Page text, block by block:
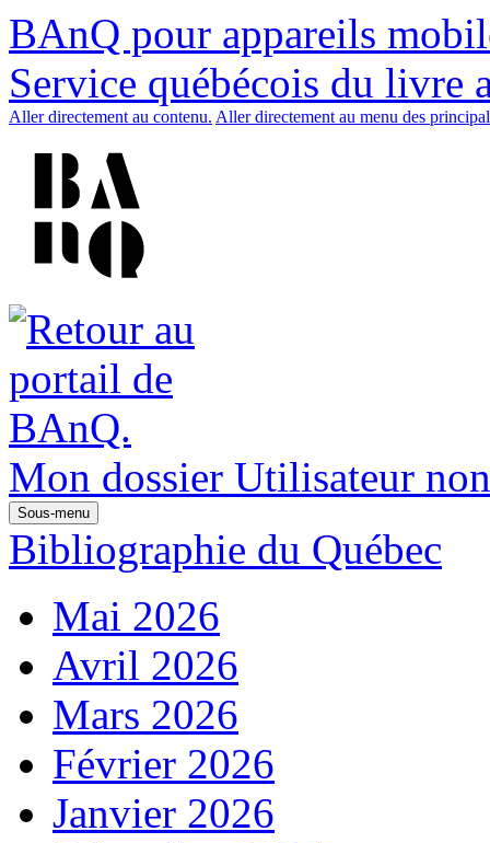
BAnQ pour appareils
Service québécois du livre
Aller directement au contenu. Aller directement au menu des
Mon dossier Utilisateur
Sous-menu
Bibliographie du Québec
Mai 2026
Avril 2026
Mars 2026
Février 2026
Janvier 2026